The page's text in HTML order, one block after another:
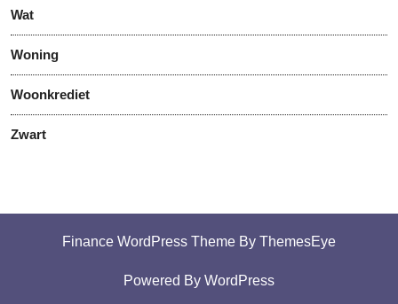
Wat
Woning
Woonkrediet
Zwart
Finance WordPress Theme By ThemesEye
Powered By WordPress